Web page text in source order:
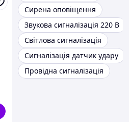
Сирена оповіщення
Звукова сигналізація 220 В
Світлова сигналізація
Сигналізація датчик удару
Провідна сигналізація